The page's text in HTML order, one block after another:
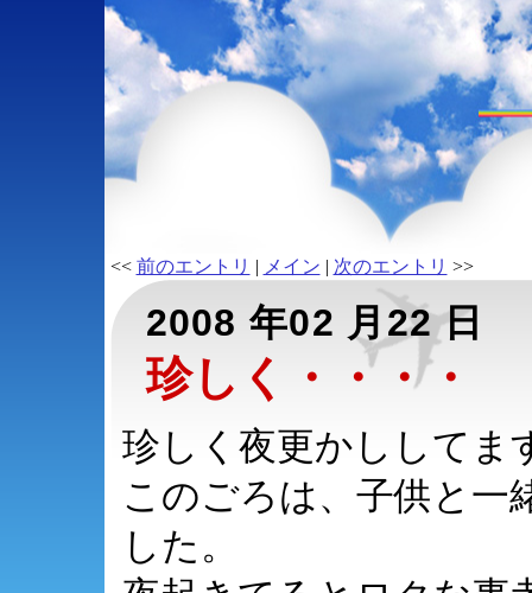
<< 前のエントリ | メイン | 次のエントリ >>
2008 年02 月22 日
珍しく・・・・
珍しく夜更かししてま
このごろは、子供と一
した。